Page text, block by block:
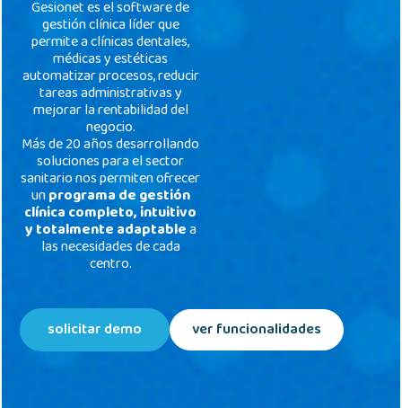
Gesionet es el software de
gestión clínica líder que
permite a clínicas dentales,
médicas y estéticas
automatizar procesos, reducir
tareas administrativas y
mejorar la rentabilidad del
negocio.
Más de 20 años desarrollando
soluciones para el sector
sanitario nos permiten ofrecer
unprograma de gestión
clínica completo, intuitivo
y totalmente adaptablea
las necesidades de cada
centro.
solicitar demo ver funcionalidades